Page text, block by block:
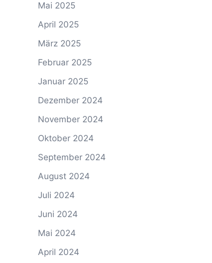
Mai 2025
April 2025
März 2025
Februar 2025
Januar 2025
Dezember 2024
November 2024
Oktober 2024
September 2024
August 2024
Juli 2024
Juni 2024
Mai 2024
April 2024